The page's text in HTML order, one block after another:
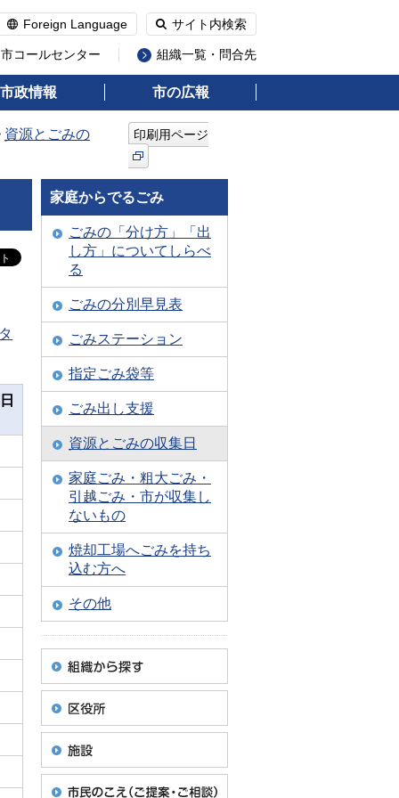
Foreign Language サイト内検索
コールセンター 組織一覧・問合先
市政情報 市の広報
資源とごみの 印刷用ページ
家庭からでるごみ
ごみの「分け方」「出
し方」についてしらべ
る
ごみの分別早見表
ごみステーション
指定ごみ袋等
ごみ出し支援
資源とごみの収集日
家庭ごみ・粗大ごみ・
引越ごみ・市が収集し
ないもの
焼却工場へごみを持ち
込む方へ
その他